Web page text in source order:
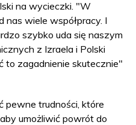
na wycieczki. "W
wiele współpracy. I
szybko uda się naszym
z Izraela i Polski
to zagadnienie skutecznie"
pewne trudności, które
umożliwić powrót do